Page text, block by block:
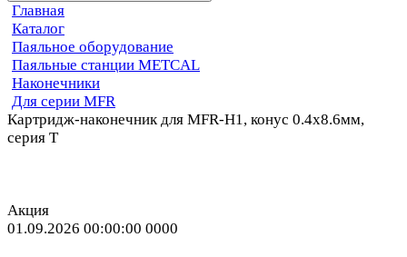
Главная
Каталог
Паяльное оборудование
Паяльные станции METCAL
Наконечники
Для серии MFR
Картридж-наконечник для MFR-H1, конус 0.4х8.6мм,
серия T
Акция
01.09.2026 00:00:00 0000